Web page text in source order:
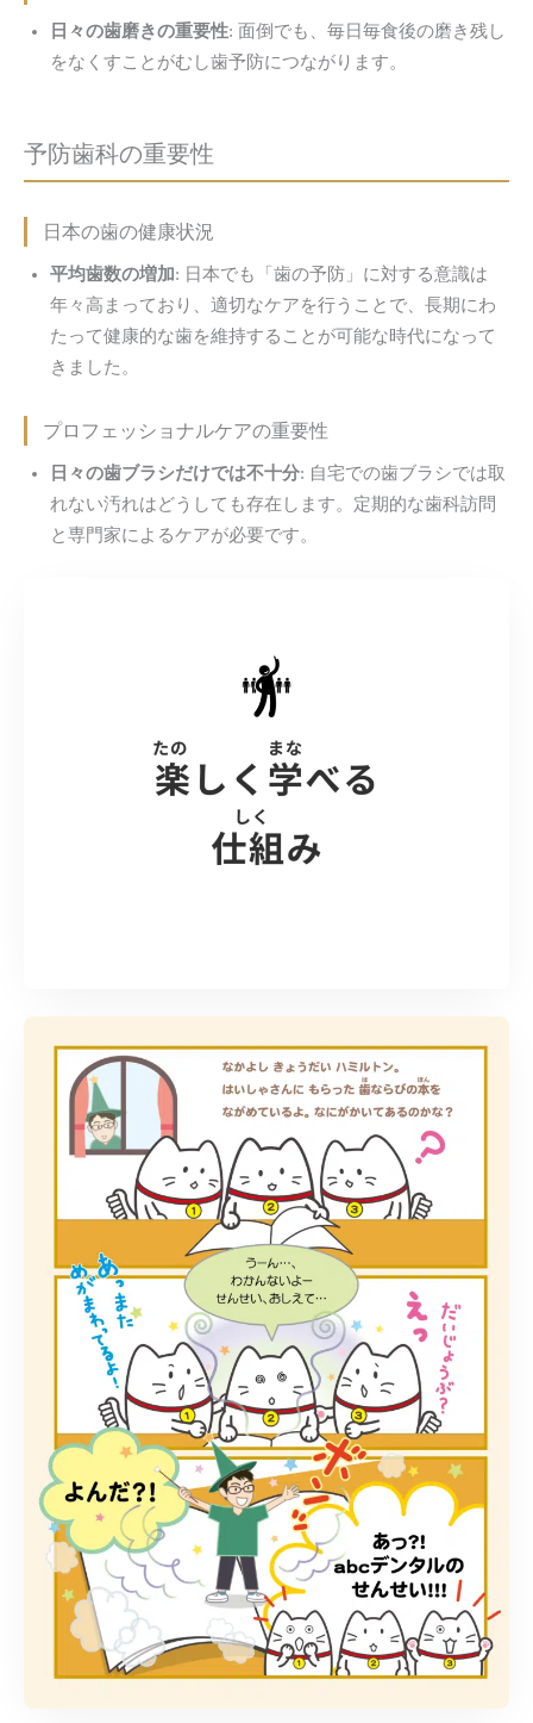
日々の歯磨きの重要性: 面倒でも、毎日毎食後の磨き残し
をなくすことがむし歯予防につながります。
予防歯科の重要性
日本の歯の健康状況
平均歯数の増加: 日本でも「歯の予防」に対する意識は
年々高まっており、適切なケアを行うことで、長期にわ
たって健康的な歯を維持することが可能な時代になって
きました。
プロフェッショナルケアの重要性
日々の歯ブラシだけでは不十分: 自宅での歯ブラシでは取
れない汚れはどうしても存在します。定期的な歯科訪問
と専門家によるケアが必要です。